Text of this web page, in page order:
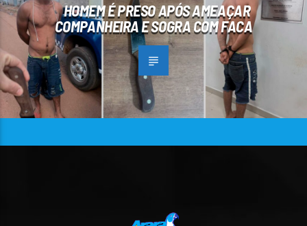
HOMEM É PRESO APÓS AMEAÇAR
COMPANHEIRA E SOGRA COM FACA